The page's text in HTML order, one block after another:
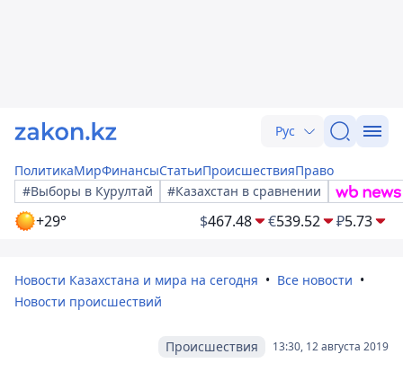
Рус
ПолитикаМирФинансыСтатьиПроисшествияПраво
#Выборы в Курултай
#Казахстан в сравнении
+29° $467.48 €539.52 ₽5.73
Новости Казахстана и мира на сегодня
Все новости
Новости происшествий
13:30, 12 августа 2019
Происшествия